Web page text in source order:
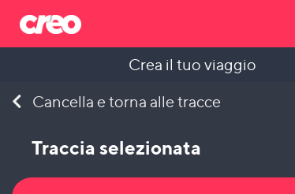
to
Crea il tuo viaggio
Cancella e torna alle tracce
Traccia selezionata